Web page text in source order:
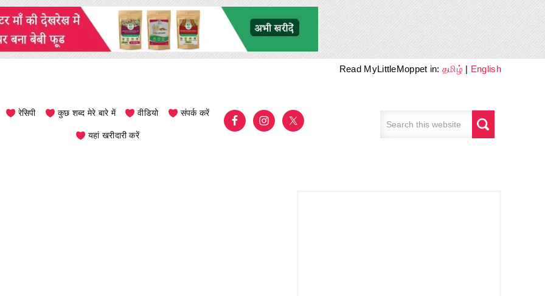
Read MyLittleMoppet in:தமிழ் | English
रेसिपी कुछ शब्द मेरे बारे में वीडियो संपर्क करें
यहां खरीदारी करें